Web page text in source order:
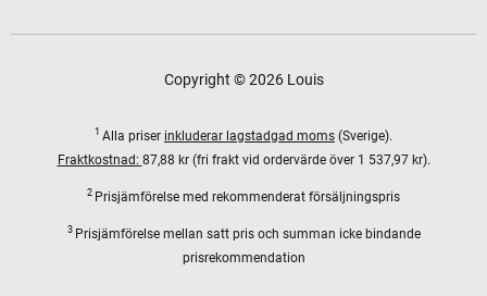
Copyright © 2026 Louis
1 Alla priser inkluderar lagstadgad moms (Sverige).
Fraktkostnad: 87,88 kr (fri frakt vid ordervärde över 1 537,97 kr).
2 Prisjämförelse med rekommenderat försäljningspris
3 Prisjämförelse mellan satt pris och summan icke bindande
prisrekommendation